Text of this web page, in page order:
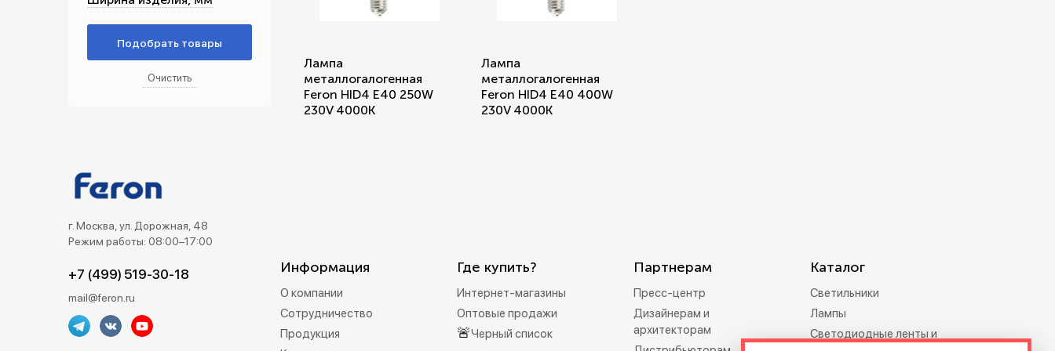
Контроллеры и реле 220в Розетки садово-парковые
Лампа
металлогалогенная
Feron HID4 E40 250W
230V 4000K
Лампа
металлогалогенная
Feron HID4 E40 400W
230V 4000K
г. Москва, ул. Дорожная, 48
Режим работы: 08:00–17:00
+7 (499) 519-30-18
mail@feron.ru
Информация
О компании
Сотрудничество
Продукция
Где купить?
Интернет-магазины
Оптовые продажи
🚨Черный список
Партнерам
Пресс-центр
Дизайнерам и
архитекторам
Каталог
Светильники
Лампы
Светодиодные ленты и